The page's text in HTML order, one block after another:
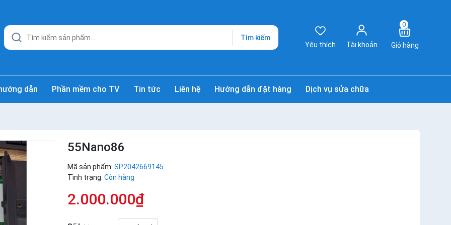
Tìm kiếm
Yêu thích
Tài khoản
0
Giỏ hàng
dẫn Phần mềm cho TV Tin tức Liên hệ Hướng dẫn đặt hàng Dịch vụ sửa chữa
55Nano86
Mã sản phẩm: SP2042669145
Tình trạng: Còn hàng
2.000.000₫